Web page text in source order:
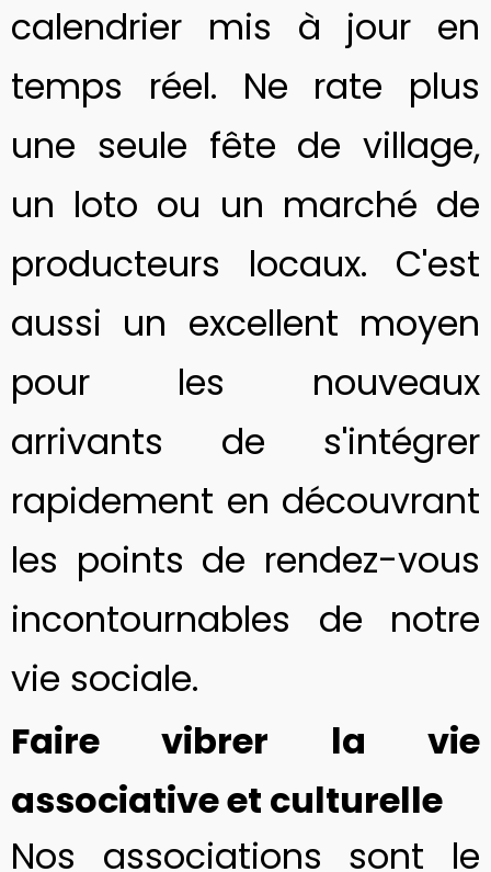
calendrier mis à jour en
temps réel. Ne rate plus
une seule fête de village,
un loto ou un marché de
producteurs locaux. C'est
aussi un excellent moyen
pour les nouveaux
arrivants de s'intégrer
rapidement en découvrant
les points de rendez-vous
incontournables de notre
vie sociale.
Faire vibrer la vie
associative et culturelle
Nos associations sont le